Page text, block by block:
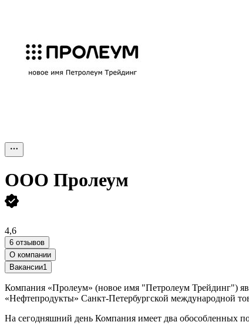
ООО Пролеум
4,6
6 отзывов
О компании
Вакансии1
Компания «Пролеум» (новое имя "Петролеум Трейдинг")
«Нефтепродукты» Санкт-Петербургской международной
На сегодняшний день Компания имеет два обособленных